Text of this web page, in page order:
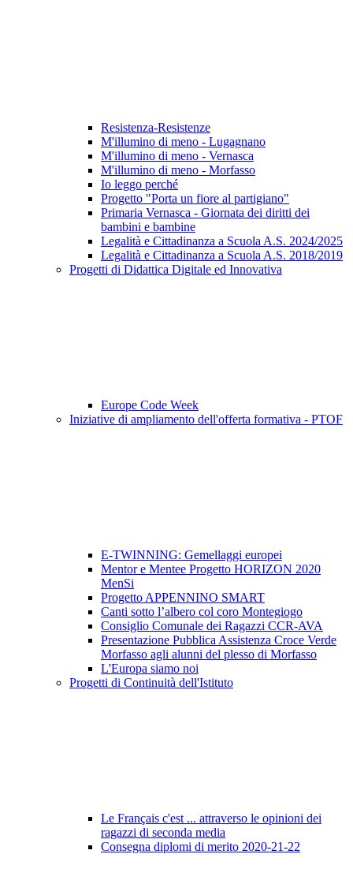
Resistenza-Resistenze
M'illumino di meno - Lugagnano
M'illumino di meno - Vernasca
M'illumino di meno - Morfasso
Io leggo perché
Progetto "Porta un fiore al partigiano"
Primaria Vernasca - Giornata dei diritti dei
bambini e bambine
Legalità e Cittadinanza a Scuola A.S. 2024/2025
Legalità e Cittadinanza a Scuola A.S. 2018/2019
Progetti di Didattica Digitale ed Innovativa
Europe Code Week
Iniziative di ampliamento dell'offerta formativa - PTOF
E-TWINNING: Gemellaggi europei
Mentor e Mentee Progetto HORIZON 2020
MenSi
Progetto APPENNINO SMART
Canti sotto l’albero col coro Montegiogo
Consiglio Comunale dei Ragazzi CCR-AVA
Presentazione Pubblica Assistenza Croce Verde
Morfasso agli alunni del plesso di Morfasso
L'Europa siamo noi
Progetti di Continuità dell'Istituto
Le Français c'est ... attraverso le opinioni dei
ragazzi di seconda media
Consegna diplomi di merito 2020-21-22